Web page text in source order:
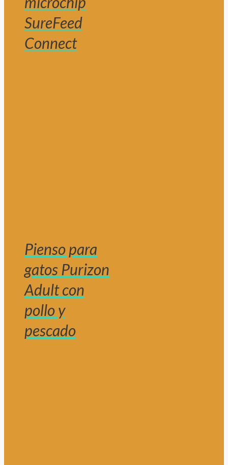
SureFeed
Connect
Pienso para
gatos Purizon
Adult con
pollo y
pescado